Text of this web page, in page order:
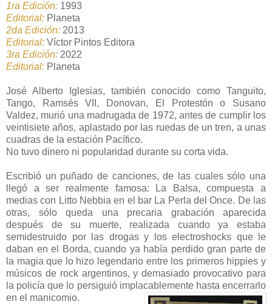
1ra Edición: 1993
Editorial: Planeta
2da Edición: 2013
Editorial: Víctor Pintos Editora
3ra Edición: 2022
Editorial: Planeta
José Alberto Iglesias, también conocido como Tanguito,
Tango, Ramsés VII, Donovan, El Protestón o Susano
Valdez, murió una madrugada de 1972, antes de cumplir los
veintisiete años, aplastado por las ruedas de un tren, a unas
cuadras de la estación Pacífico.
No tuvo dinero ni popularidad durante su corta vida.
Escribió un puñado de canciones, de las cuales sólo una
llegó a ser realmente famosa: La Balsa, compuesta a
medias con Litto Nebbia en el bar La Perla del Once. De las
otras, sólo queda una precaria grabación aparecida
después de su muerte, realizada cuando ya estaba
semidestruido por las drogas y los electroshocks que le
daban en el Borda, cuando ya había perdido gran parte de
la magia que lo hizo legendario entre los primeros hippies y
músicos de rock argentinos, y demasiado provocativo para
la policía que lo persiguió implacablemente hasta encerrarlo
en el manicomio.